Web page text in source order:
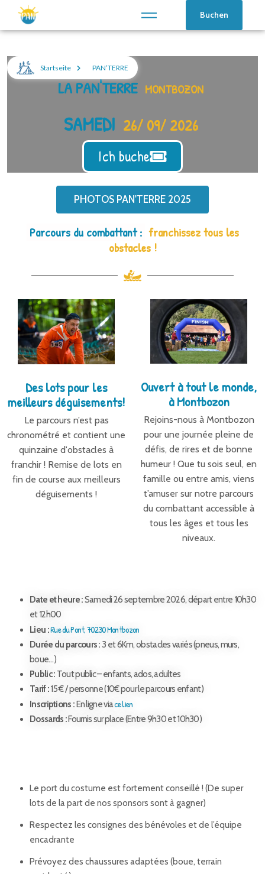
Buchen
Startseite PAN’TERRE
LA PAN'TERRE MONTBOZON
SAMEDI 26/ 09/ 2026
Ich buche
PHOTOS PAN'TERRE 2025
Parcours du combattant : franchissez tous les
obstacles !
Des lots pour les
meilleurs déguisements!
Le parcours n’est pas
chronométré et contient une
quinzaine d'obstacles à
franchir ! Remise de lots en
fin de course aux meilleurs
déguisements !
Ouvert à tout le monde,
à Montbozon
Rejoins-nous à Montbozon
pour une journée pleine de
défis, de rires et de bonne
humeur ! Que tu sois seul, en
famille ou entre amis, viens
t’amuser sur notre parcours
du combattant accessible à
tous les âges et tous les
niveaux.
Date et heure :Samedi 26 septembre 2026, départ entre 10h30
et 12h00
Lieu :Rue du Pont, 70230 Montbozon
Durée du parcours : 3 et 6Km, obstacles variés (pneus, murs,
boue…)
Public : Tout public – enfants, ados, adultes
Tarif :15 € / personne (10€ pour le parcours enfant)
Inscriptions :En ligne viace lien
Dossards :Fournis sur place (Entre 9h30 et 10h30)
Le port du costume est fortement conseillé ! (De super
lots de la part de nos sponsors sont à gagner)
Respectez les consignes des bénévoles et de l’équipe
encadrante
Prévoyez des chaussures adaptées (boue, terrain